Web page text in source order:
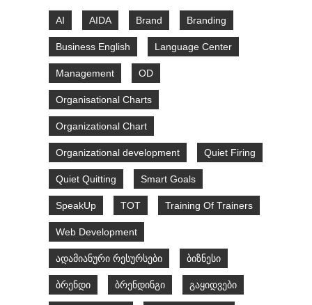
AI AIDA Brand Branding
Business English Language Center
Management OD
Organisational Charts
Organizational Chart
Organizational development Quiet Firing
Quiet Quitting Smart Goals
SpeakUp TOT Training Of Trainers
Web Development
ადამიანური რესურსები ბიზნესი
ბრენდი ბრენდინგი გაყიდვები